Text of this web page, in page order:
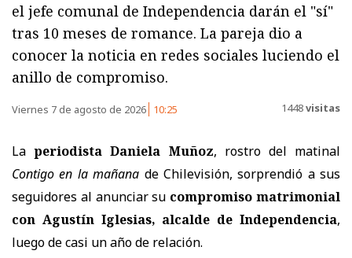
el jefe comunal de Independencia darán el "sí"
tras 10 meses de romance. La pareja dio a
conocer la noticia en redes sociales luciendo el
anillo de compromiso.
Viernes 7 de agosto de 2026 10:25 1448visitas
Laperiodista Daniela Muñoz, rostro del matinal
Contigo en la mañana de Chilevisión, sorprendió a sus
seguidores al anunciar su compromiso matrimonial
con Agustín Iglesias, alcalde de Independencia,
luego de casi un año de relación.